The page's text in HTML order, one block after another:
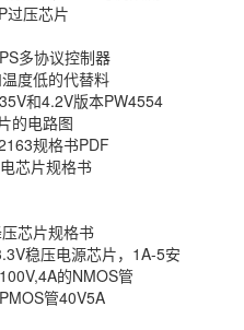
过压芯片
多协议控制器
度低的代替料
和4.2V版本PW4554
的电路图
规格书PDF
芯片规格书
芯片规格书
稳压电源芯片，1A-5安
的NMOS管
管40V5A